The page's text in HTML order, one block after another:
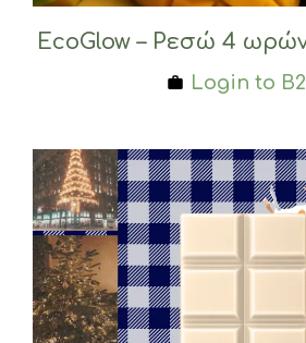
EcoGlow – Ρεσώ 4
Login to